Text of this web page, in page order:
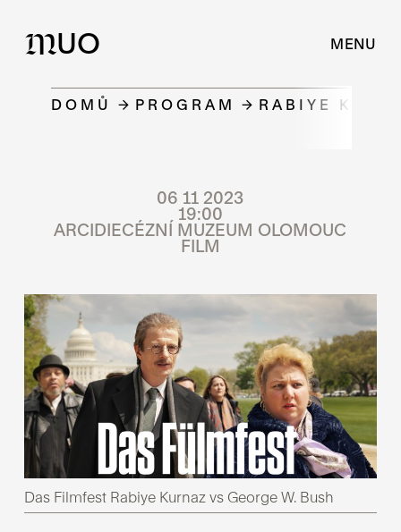
MUO MENU
DOMŮ PROGRAM RABIYE
06 11 2023
19:00
ARCIDIECÉZNÍ MUZEUM OLOMOUC
FILM
Das Filmfest Rabiye Kurnaz vs George W. Bush